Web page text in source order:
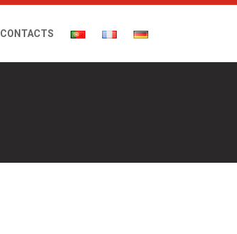
CONTACTS